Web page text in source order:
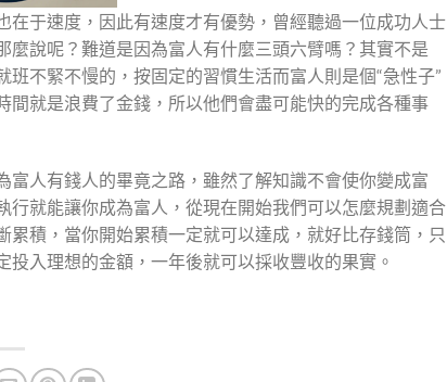
于速度，因此有速度才有優勢，曾經聽過一位成功人士
說呢？難道是因為富人有什麼三頭六臂嗎？其實不是
不緊不慢的，按固定的習慣生活而富人則是個“急性子”
就是浪費了金錢，所以他們會盡可能快的完成各種事
人有錢人的畢竟之路，雖然了解知識不會使你變成富
行就能讓你成為富人，從現在開始我們可以怎麼規劃適合
積，當你開始累積一定就可以達成，就好比存錢筒，只
入理想的金額，一年後就可以採收豐收的果實。